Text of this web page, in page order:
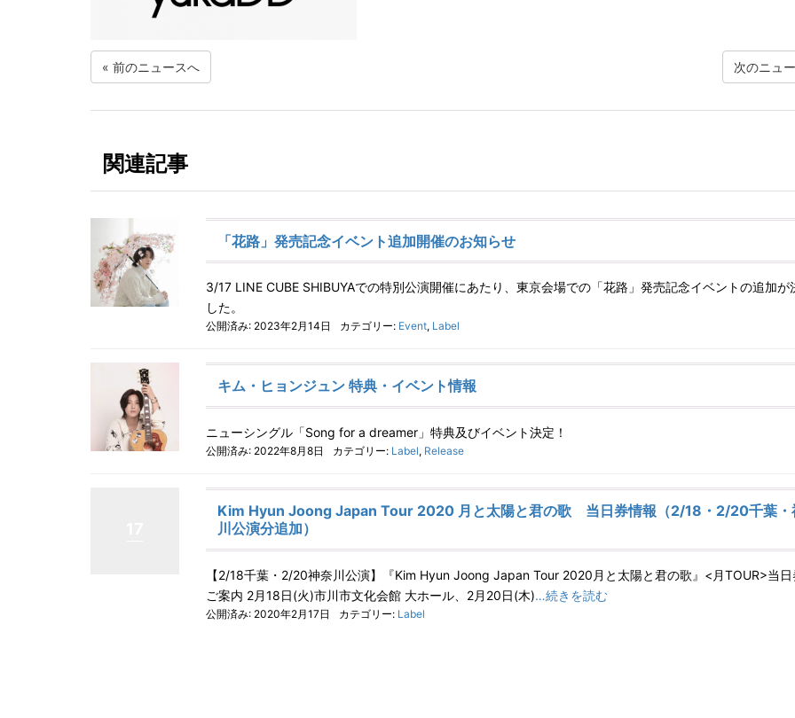
« 前のニュースへ 次のニュ
関連記事
「花路」発売記念イベント追加開催のお知らせ
3/17 LINE CUBE SHIBUYAでの特別公演開催にあたり、東京会場での「花路」発売記念イベントの追加が
した。
公開済み: 2023年2月14日 カテゴリー: Event, Label
キム・ヒョンジュン 特典・イベント情報
ニューシングル「Song for a dreamer」特典及びイベント決定！
公開済み: 2022年8月8日 カテゴリー: Label, Release
Kim Hyun Joong Japan Tour 2020 月と太陽と君の歌 当日券情報（2/18・2/20千葉・
川公演分追加）
【2/18千葉・2/20神奈川公演】『Kim Hyun Joong Japan Tour 2020月と太陽と君の歌』<月TOUR>当
ご案内 2月18日(火)市川市文化会館 大ホール、2月20日(木)…続きを読む
公開済み: 2020年2月17日 カテゴリー: Label